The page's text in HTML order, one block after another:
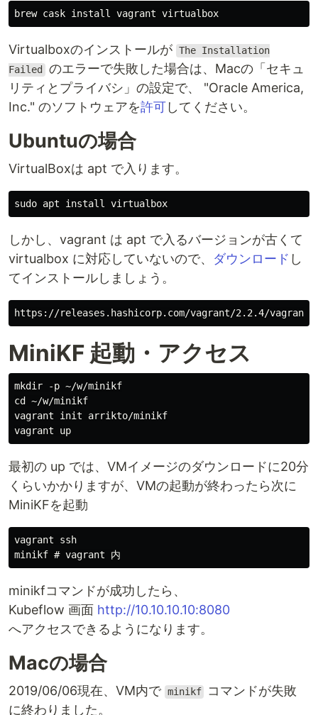
Virtualboxのインストールが The Installation
Failed のエラーで失敗した場合は、Macの「セキュ
リティとプライバシ」の設定で、 "Oracle America,
Inc." のソフトウェアを許可してください。
Ubuntuの場合
VirtualBoxは apt で入ります。
しかし、vagrant は apt で入るバージョンが古くて
virtualbox に対応していないので、 ダウンロード し
てインストールしましょう。
MiniKF 起動・アクセス
mkdir -p ~/w/minikf
cd ~/w/minikf
vagrant init arrikto/minikf
最初の up では、VMイメージのダウンロードに20分
くらいかかりますが、VMの起動が終わったら次に
MiniKFを起動
vagrant ssh
minikfコマンドが成功したら、
Kubeflow 画面 http://10.10.10.10:8080
へアクセスできるようになります。
Macの場合
2019/06/06現在、VM内で minikf
コマンドが失敗
に終わりました。